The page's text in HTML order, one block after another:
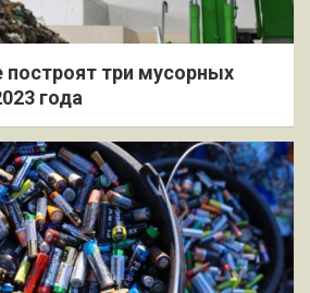
три мусорных
года